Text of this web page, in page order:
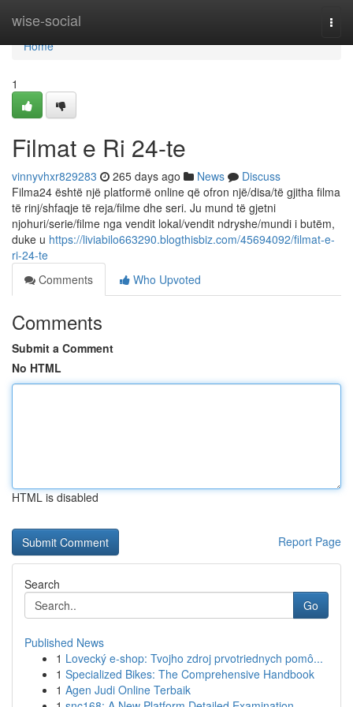
wise-social
Home
Home
1
Filmat e Ri 24-te
vinnyvhxr829283 265 days ago News
Discuss
Filma24 është një platformë online që ofron një/disa/të gjitha filma
të rinj/shfaqje të reja/filme dhe seri. Ju mund të gjetni
njohuri/serie/filme nga vendit lokal/vendit ndryshe/mundi i butëm,
duke u https://liviabilo663290.blogthisbiz.com/45694092/filmat-e-
ri-24-te
Comments
Who Upvoted
Comments
Submit a Comment
No HTML
HTML is disabled
Report Page
Search
Go
Published News
1 Lovecký e-shop: Tvojho zdroj prvotriednych pomô...
1 Specialized Bikes: The Comprehensive Handbook
1 Agen Judi Online Terbaik